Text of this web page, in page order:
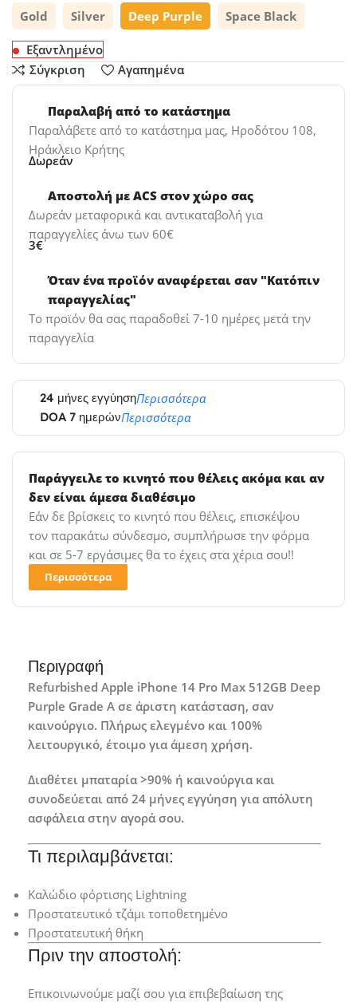
Gold
Silver Deep Purple Space Black
Εξαντλημένο
Σύγκριση
Αγαπημένα
Παραλαβή από το κατάστημα
Παραλάβετε από το κατάστημα μας, Ηροδότου 108,
Ηράκλειο Κρήτης
Δωρεάν
Αποστολή με ACS στον χώρο σας
Δωρεάν μεταφορικά και αντικαταβολή για
παραγγελίες άνω των 60€
3€
Όταν ένα προϊόν αναφέρεται σαν "Κατόπιν
παραγγελίας"
Το προϊόν θα σας παραδοθεί 7-10 ημέρες μετά την
παραγγελία
24 μήνες εγγύησηΠερισσότερα
DOA 7 ημερώνΠερισσότερα
Παράγγειλε το κινητό που θέλεις ακόμα και αν
δεν είναι άμεσα διαθέσιμο
Εάν δε βρίσκεις το κινητό που θέλεις, επισκέψου
τον παρακάτω σύνδεσμο, συμπλήρωσε την φόρμα
και σε 5-7 εργάσιμες θα το έχεις στα χέρια σου!!
Περισσότερα
Περιγραφή
Refurbished Apple iPhone 14 Pro Max 512GB Deep
Purple Grade A σε άριστη κατάσταση, σαν
καινούργιο. Πλήρως ελεγμένο και 100%
λειτουργικό, έτοιμο για άμεση χρήση.
Διαθέτει μπαταρία >90% ή καινούργια και
συνοδεύεται από 24 μήνες εγγύηση για απόλυτη
ασφάλεια στην αγορά σου.
Τι περιλαμβάνεται:
Καλώδιο φόρτισης Lightning
Προστατευτικό τζάμι τοποθετημένο
Προστατευτική θήκη
Πριν την αποστολή:
Επικοινωνούμε μαζί σου για επιβεβαίωση της